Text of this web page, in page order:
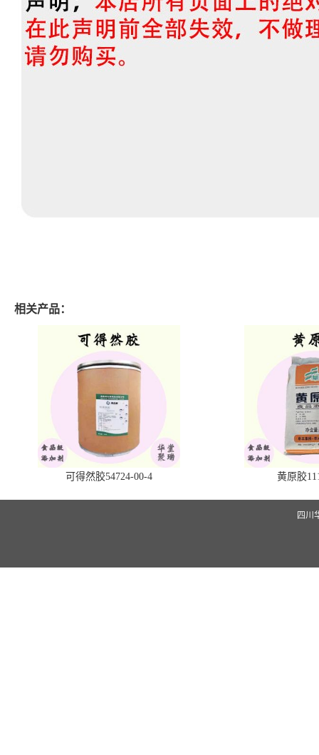
相关产品：
可得然胶54724-00-4 黄原胶
四川